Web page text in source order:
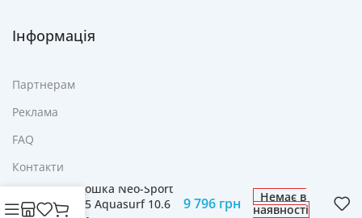
Інформація
Партнерам
Реклама
FAQ
Контакти
SUP-дошка Neo-Sport
170005 Aquasurf 10.6
9 796 грн
Немає в
наявності